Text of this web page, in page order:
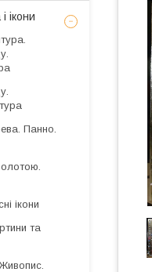
ікони
Панно.
ікони
та